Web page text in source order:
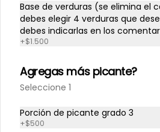
$3.500
Limonada coco
500 cc
Base de verduras (se elimina el
debes elegir 4 verduras que
debes indicarlas en los
+$1.500
Agregas más picante?
Seleccione 1
Porción de picante grado 3
+$500